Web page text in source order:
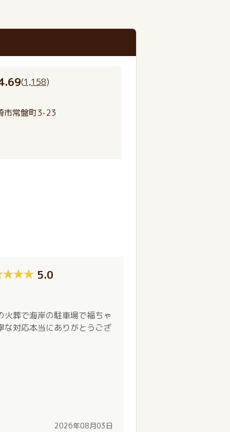
(1,158)
市常盤町3-23
5.0
葬で海岸の駐車場で福ちゃ
な対応本当にありがとうござ
2026年08月03日